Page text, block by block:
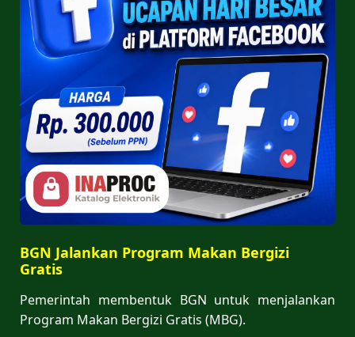
BGN Jalankan Program Makan Bergizi
Gratis
Pemerintah membentuk BGN untuk menjalankan
Program Makan Bergizi Gratis (MBG).